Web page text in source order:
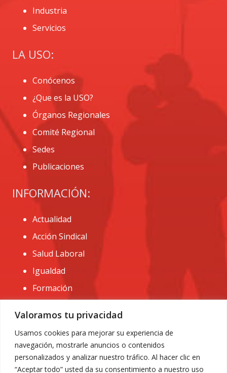
Valoramos tu privacidad
Usamos cookies para mejorar su experiencia de
navegación, mostrarle anuncios o contenidos
personalizados y analizar nuestro tráfico. Al hacer clic en
“Aceptar todo” usted da su consentimiento a nuestro uso
Industria
Servicios
LA USO:
Conócenos
¿Que es la USO?
Órganos Regionales
Comité Regional
Sedes
Publicaciones
INFORMACIÓN:
Actualidad
Acción Sindical
Salud Laboral
Igualdad
Formación
CONTACTO:
administracion@usomurcia.org
968 25 01 20
C/ Huerto de las bombas nº6. 30009 Murcia